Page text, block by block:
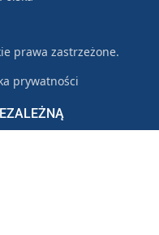
prawa zastrzeżone.
prywatności